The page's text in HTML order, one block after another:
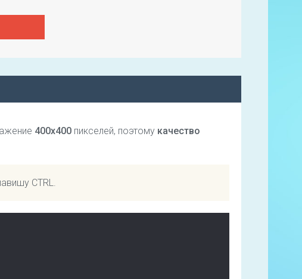
400х400 пикселей, поэтому качество
CTRL.